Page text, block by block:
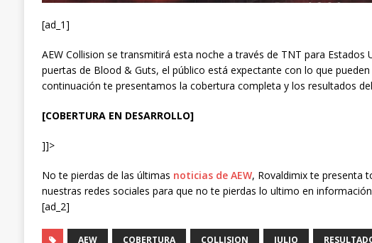
[ad_1]
AEW Collision se transmitirá esta noche a través de TNT para
puertas de Blood & Guts, el público está expectante con lo que
continuación te presentamos la cobertura completa y los resultados
[COBERTURA EN DESARROLLO]
]]>
No te pierdas de las últimas noticias de AEW, Rovaldimix te presenta
nuestras redes sociales para que no te pierdas lo ultimo en
[ad_2]
AEW COBERTURA COLLISION JULIO